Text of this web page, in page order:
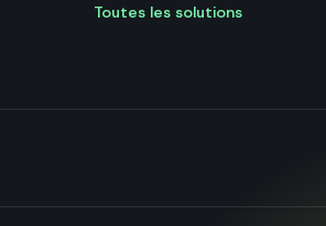
Toutes les solutions